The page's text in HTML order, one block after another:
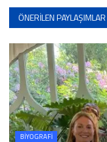
ÖNERILEN PAYLAŞIMLAR
BİYOGRAFİ